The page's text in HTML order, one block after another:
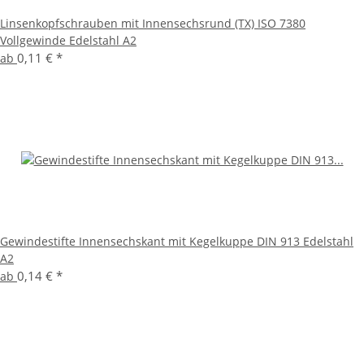
Linsenkopfschrauben mit Innensechsrund (TX) ISO 7380
Vollgewinde Edelstahl A2
ab 0,11 € *
Gewindestifte Innensechskant mit Kegelkuppe DIN 913 Edelstahl
A2
ab 0,14 € *